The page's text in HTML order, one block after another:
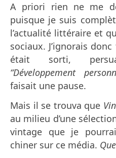
A priori rien ne me
puisque je suis
l’actualité littéraire et
sociaux. J’ignorais
était sorti,
“Développement
faisait une pause.
Mais il se trouva que
au milieu d’une
vintage que je
chiner sur ce média.